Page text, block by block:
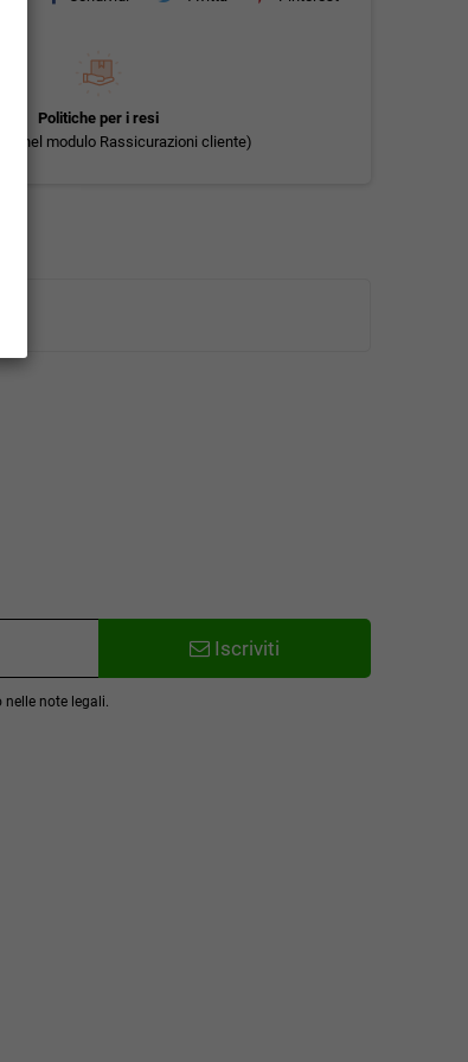
Politiche per i resi
nel modulo Rassicurazioni cliente)
Iscriviti
note legali.